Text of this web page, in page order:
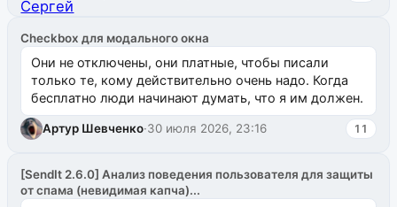
Checkbox для модального окна
Они не отключены, они платные, чтобы писали
только те, кому действительно очень надо. Когда
бесплатно люди начинают думать, что я им должен.
Артур Шевченко·30 июля 2026, 23:16 11
[SendIt 2.6.0] Анализ поведения пользователя для защиты
от спама (невидимая капча)...